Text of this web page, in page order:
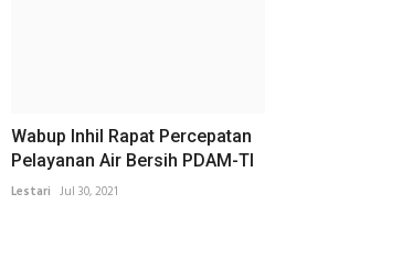
Wabup Inhil Rapat Percepatan
Pelayanan Air Bersih PDAM-TI
Lestari Jul 30, 2021